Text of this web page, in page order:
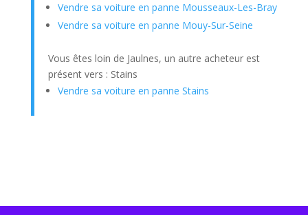
Vendre sa voiture en panne Mousseaux-Les-Bray
Vendre sa voiture en panne Mouy-Sur-Seine
Vous êtes loin de Jaulnes, un autre acheteur est
présent vers : Stains
Vendre sa voiture en panne Stains